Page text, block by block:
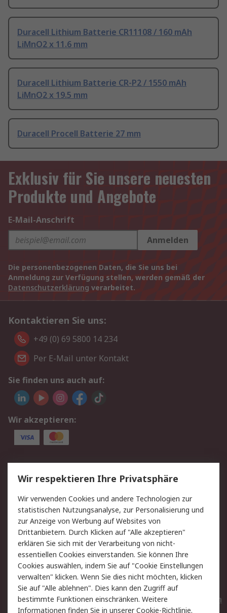
Duracell Lithium Batterie CR11108 / 160 mAh
LiMnO2 x 11.6 mm
Duracell Lithium Batterie CR-P2 / 1550 mAh
LiMnO2 x 19.5 mm
Duracell Procell Batterie 27 mm
Exklusiv für Sie unsere neuesten
Produkte und Angebote
E-Mail-Anschrift
Anmelden
Die personenbezogenen Daten, die Sie uns bei
Anmeldung zur Verfügung stellen, werden gemäß der
Datenschutzerklärung verarbeitet.
Kontaktieren Sie uns:
+49 (0) 69 5800 14 234
Per E-Mail unter Kontakt
Sie finden uns auch auf:
Wir akzeptieren:
Service
Value Added Services
Lieferlösungen
Rücksendungen
Kontakt
Hilfe
Privatkunden
Rechtliches
AGB
Datenschutz
Cookie-Richtlinie
Zahlungsbedingungen
Copyright/Impressum
Entsorgung
Elektrogeräte/Batterien
Wir respektieren Ihre Privatsphäre
Wir verwenden Cookies und andere Technologien zur
statistischen Nutzungsanalyse, zur Personalisierung und
zur Anzeige von Werbung auf Websites von
Drittanbietern. Durch Klicken auf "Alle akzeptieren"
erklären Sie sich mit der Verarbeitung von nicht-
essentiellen Cookies einverstanden. Sie können Ihre
Cookies auswählen, indem Sie auf "Cookie Einstellungen
verwalten" klicken. Wenn Sie dies nicht möchten, klicken
Sie auf "Alle ablehnen". Dies kann den Zugriff auf
bestimmte Funktionen einschränken. Weitere
Informationen finden Sie in unsererCookie-Richtlinie.